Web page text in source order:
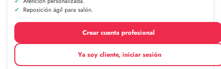
Reposición ágil para salón.
Crear cuenta profesional
Ya soy cliente, iniciar sesión